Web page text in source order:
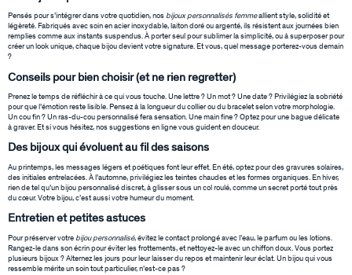
Pensés pour s’intégrer dans votre quotidien, nos bijoux personnalisés femmeallient style, solidité et
légèreté. Fabriqués avec soin en acier inoxydable, laiton doré ou argenté, ils résistent aux journées bien
remplies comme aux instants suspendus. À porter seul pour sublimer la simplicité, ou à superposer pour
créer un look unique, chaque bijou devient votre signature. Et vous, quel message porterez-vous demain
?
Conseils pour bien choisir (et ne rien regretter)
Prenez le temps de réfléchir à ce qui vous touche. Une lettre ? Un mot ? Une date ? Privilégiez la sobriété
pour que l’émotion reste lisible. Pensez à la longueur du collier ou du bracelet selon votre morphologie.
Un cou fin ? Un ras-du-cou personnalisé fera sensation. Une main fine ? Optez pour une bague délicate
à graver. Et si vous hésitez, nos suggestions en ligne vous guident en douceur.
Des bijoux qui évoluent au fil des saisons
Au printemps, les messages légers et poétiques font leur effet. En été, optez pour des gravures solaires,
des initiales entrelacées. À l’automne, privilégiez les teintes chaudes et les formes organiques. En hiver,
rien de tel qu’un bijou personnalisé discret, à glisser sous un col roulé, comme un secret porté tout près
du cœur. Votre bijou, c’est aussi votre humeur du moment.
Entretien et petites astuces
Pour préserver votre bijou personnalisé, évitez le contact prolongé avec l’eau, le parfum ou les lotions.
Rangez-le dans son écrin pour éviter les frottements, et nettoyez-le avec un chiffon doux. Vous portez
plusieurs bijoux ? Alternez les jours pour leur laisser du repos et maintenir leur éclat. Un bijou qui vous
ressemble mérite un soin tout particulier, n’est-ce pas ?